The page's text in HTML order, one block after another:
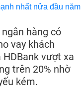
hàng có
vay khách
HDBank vượt xa
trên 20% nhờ
kém.